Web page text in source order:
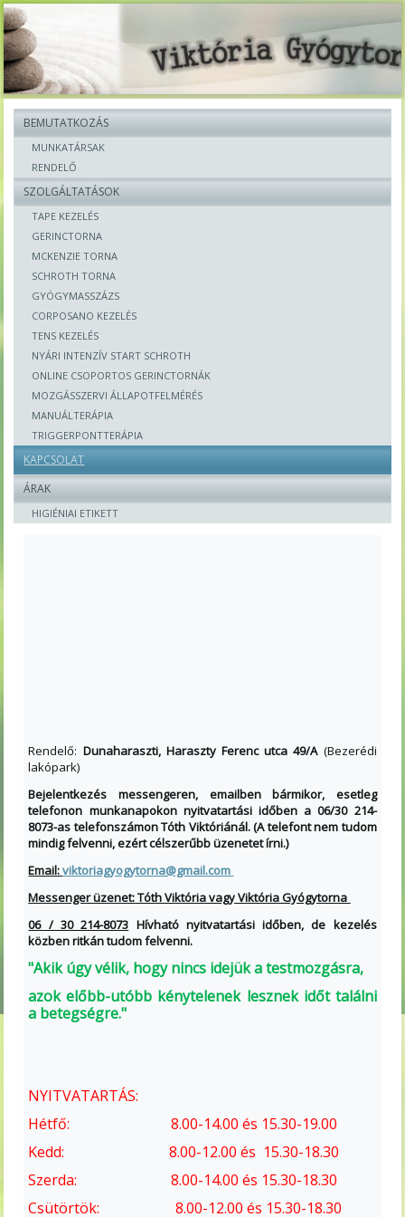
BEMUTATKOZÁS
MUNKATÁRSAK
RENDELŐ
SZOLGÁLTATÁSOK
TAPE KEZELÉS
GERINCTORNA
MCKENZIE TORNA
SCHROTH TORNA
GYÓGYMASSZÁZS
CORPOSANO KEZELÉS
TENS KEZELÉS
NYÁRI INTENZÍV START SCHROTH
ONLINE CSOPORTOS GERINCTORNÁK
MOZGÁSSZERVI ÁLLAPOTFELMÉRÉS
MANUÁLTERÁPIA
TRIGGERPONTTERÁPIA
KAPCSOLAT
ÁRAK
HIGIÉNIAI ETIKETT
Rendelő: Dunaharaszti, Haraszty Ferenc utca 49/A(Bezerédi
lakópark)
Bejelentkezés messengeren, emailben bármikor, esetleg
telefonon munkanapokon nyitvatartási időben a 06/30 214-
8073-as telefonszámon Tóth Viktóriánál. (A telefont nem tudom
mindig felvenni, ezért célszerűbb üzenetet írni.)
Email:viktoriagyogytorna@gmail.com
Messenger üzenet: Tóth Viktória vagy Viktória Gyógytorna
06 / 30 214-8073 Hívható nyitvatartási időben, de kezelés
közben ritkán tudom felvenni.
"Akik úgy vélik, hogy nincs idejük a testmozgásra,
azok előbb-utóbb kénytelenek lesznek időt találni
a betegségre."
NYITVATARTÁS:
Hétfő: 8.00-14.00 és 15.30-19.00
Kedd: 8.00-12.00 és 15.30-18.30
Szerda: 8.00-14.00 és 15.30-18.30
Csütörtök: 8.00-12.00 és 15.30-18.30